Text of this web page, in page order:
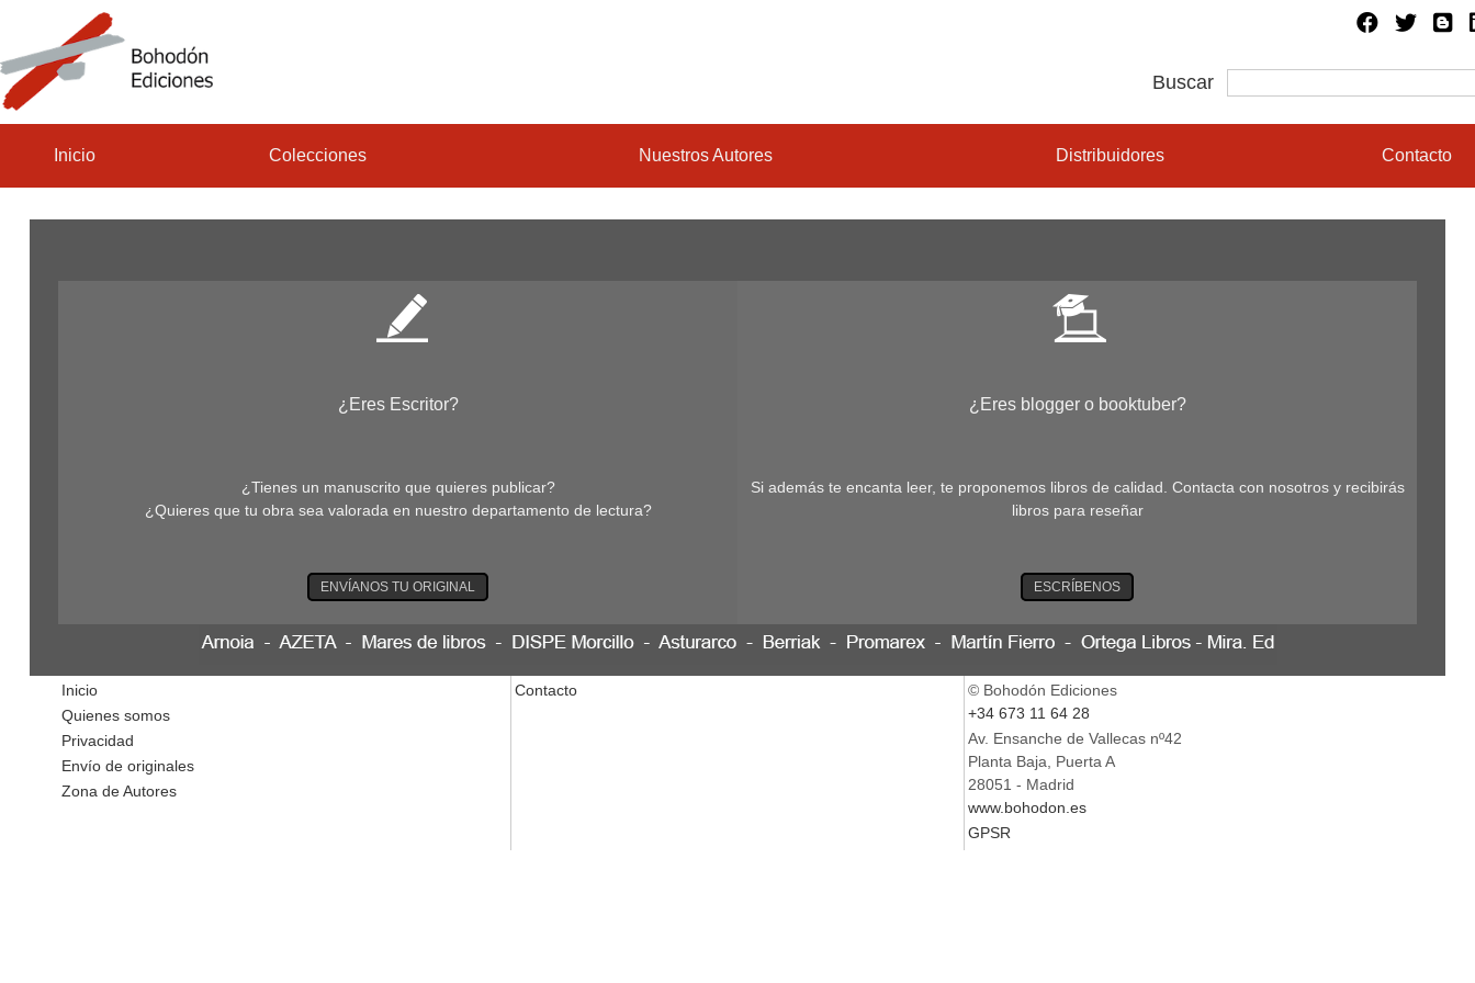
Buscar
Inicio Colecciones Nuestros Autores Distribuidores Contacto
¿Eres Escritor?
¿Tienes un manuscrito que quieres publicar?
¿Quieres que tu obra sea valorada en nuestro departamento de lectura?
ENVÍANOS TU ORIGINAL
¿Eres blogger o booktuber?
Si además te encanta leer, te proponemos libros de calidad. Contacta con nosotros y recibirás
libros para reseñar
ESCRÍBENOS
Inicio
Quienes somos
Privacidad
Envío de originales
Zona de Autores
Contacto
© Bohodón Ediciones
+34 673 11 64 28
Av. Ensanche de Vallecas nº42
Planta Baja, Puerta A
28051 - Madrid
www.bohodon.es
GPSR